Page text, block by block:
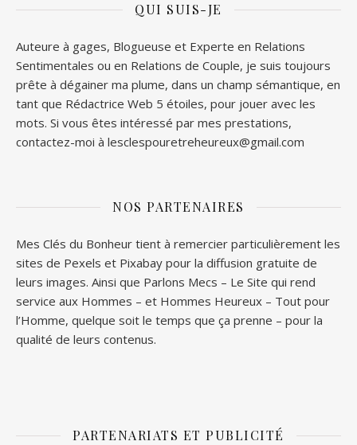
QUI SUIS-JE
Auteure à gages, Blogueuse et Experte en Relations
Sentimentales ou en Relations de Couple, je suis toujours
prête à dégainer ma plume, dans un champ sémantique, en
tant que Rédactrice Web 5 étoiles, pour jouer avec les
mots. Si vous êtes intéressé par mes prestations,
contactez-moi à lesclespouretreheureux@gmail.com
NOS PARTENAIRES
Mes Clés du Bonheur tient à remercier particulièrement les
sites de Pexels et Pixabay pour la diffusion gratuite de
leurs images. Ainsi que Parlons Mecs – Le Site qui rend
service aux Hommes – et Hommes Heureux – Tout pour
l’Homme, quelque soit le temps que ça prenne – pour la
qualité de leurs contenus.
PARTENARIATS ET PUBLICITÉ